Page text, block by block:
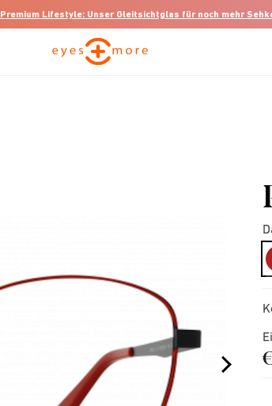
Premium Lifestyle: Unser Gleitsichtglas für noch mehr